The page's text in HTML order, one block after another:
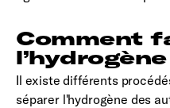
Comment
Il existe différents
séparer l'hydrogène des